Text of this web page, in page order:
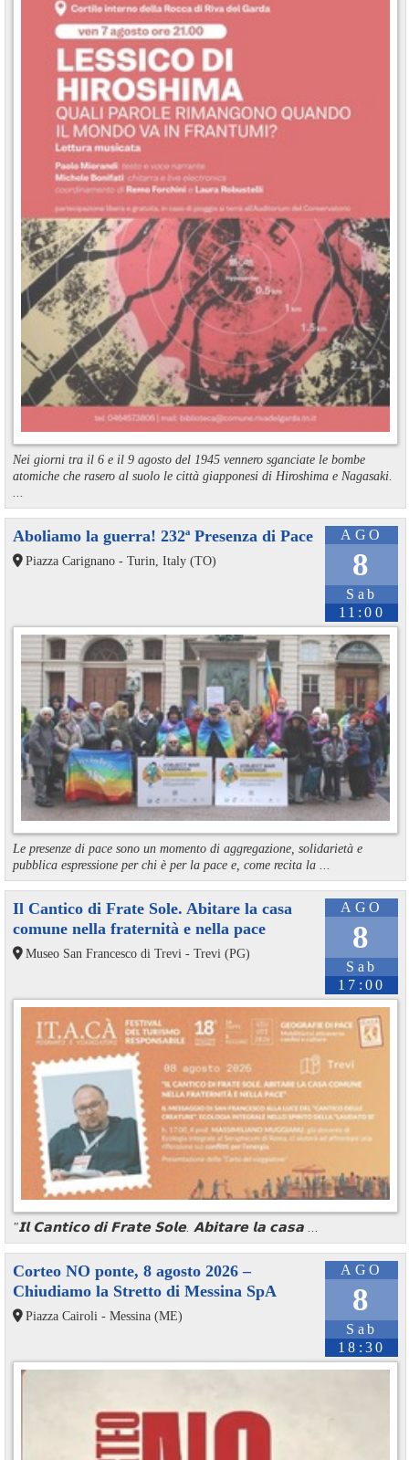
Nei giorni tra il 6 e il 9 agosto del 1945 vennero sganciate le bombe
atomiche che rasero al suolo le città giapponesi di Hiroshima e Nagasaki.
AGO
8
Sab
11:00
Aboliamo la guerra! 232ª Presenza di Pace
Piazza Carignano - Turin, Italy (TO)
Le presenze di pace sono un momento di aggregazione, solidarietà e
pubblica espressione per chi è per la pace e, come recita la ...
AGO
8
Sab
17:00
Il Cantico di Frate Sole. Abitare la casa
comune nella fraternità e nella pace
Museo San Francesco di Trevi - Trevi (PG)
"𝗜𝗹 𝗖𝗮𝗻𝘁𝗶𝗰𝗼 𝗱𝗶 𝗙𝗿𝗮𝘁𝗲 𝗦𝗼𝗹𝗲. 𝗔𝗯𝗶𝘁𝗮𝗿𝗲 𝗹𝗮 𝗰𝗮𝘀𝗮 ...
AGO
8
Sab
18:30
Corteo NO ponte, 8 agosto 2026 –
Chiudiamo la Stretto di Messina SpA
Piazza Cairoli - Messina (ME)